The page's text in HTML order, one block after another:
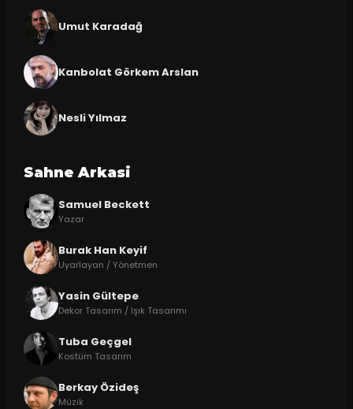
Umut Karadağ
Kanbolat Görkem Arslan
Nesli Yılmaz
Sahne Arkasi
Samuel Beckett
Yazar
Burak Han Keyif
Uyarlayan / Yönetmen
Yasin Gültepe
Dekor Tasarım / Işık Tasarımı
Tuba Geçgel
Kostüm Tasarım
Berkay Özideş
Müzik